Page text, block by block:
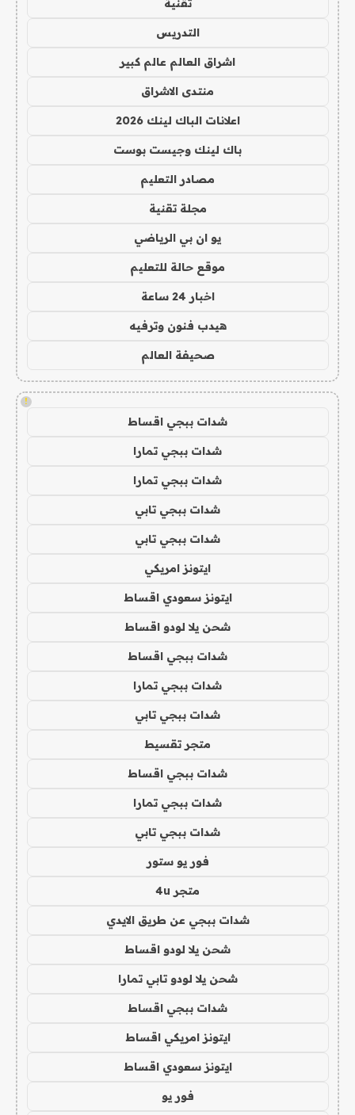
التدريس
اشراق العالم عالم كبير
منتدى الاشراق
اعلانات الباك لينك 2026
باك لينك وجيست بوست
مصادر التعليم
مجلة تقنية
يو ان بي الرياضي
موقع حالة للتعليم
اخبار 24 ساعة
هيدب فنون وترفيه
صحيفة العالم
!
شدات ببجي اقساط
شدات ببجي تمارا
شدات ببجي تمارا
شدات ببجي تابي
شدات ببجي تابي
ايتونز امريكي
ايتونز سعودي اقساط
شحن يلا لودو اقساط
شدات ببجي اقساط
شدات ببجي تمارا
شدات ببجي تابي
متجر تقسيط
شدات ببجي اقساط
شدات ببجي تمارا
شدات ببجي تابي
فور يو ستور
متجر 4u
شدات ببجي عن طريق الايدي
شحن يلا لودو اقساط
شحن يلا لودو تابي تمارا
شدات ببجي اقساط
ايتونز امريكي اقساط
ايتونز سعودي اقساط
فور يو